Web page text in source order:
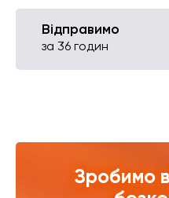
Відправимо
за 36 годин
Зробимо